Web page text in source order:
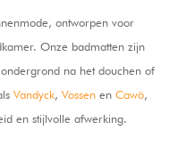
ontworpen voor
Onze badmatten zijn
na het douchen of
Vandyck, Vossen en Cawö,
en stijlvolle afwerking.